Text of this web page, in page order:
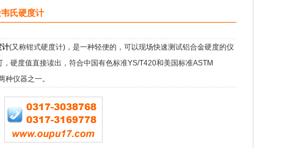
氏硬度计
计(又称钳式硬度计)，是一种轻便的，可以现场快速测试铝合金硬度的仪
硬度值直接读出，符合中国有色标准YS/T420和美国标准ASTM
种仪器之一。